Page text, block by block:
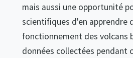
mais aussi une opportunité
scientifiques d'en apprendre
fonctionnement des volcans
données collectées pendant